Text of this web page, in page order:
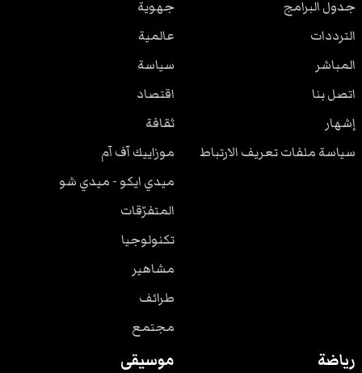
جدول البرامج
الترددات
المباشر
اتصل بنا
إشهار
سياسة ملفات تعريف الارتباط
جهوية
عالمية
سياسة
اقتصاد
ثقافة
موزاييك آف آم
ميدي ايكو - ميدي شو
المتفرّقات
تكنولوجيا
مشاهير
طرائف
مجتمع
رياضة موسيقى